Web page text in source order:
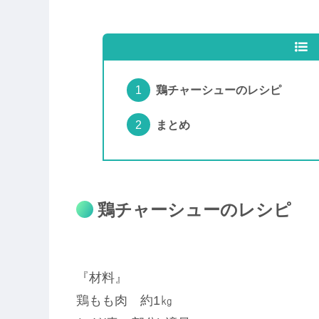
鶏チャーシューのレシピ
まとめ
鶏チャーシューのレシピ
『材料』
鶏もも肉 約1㎏